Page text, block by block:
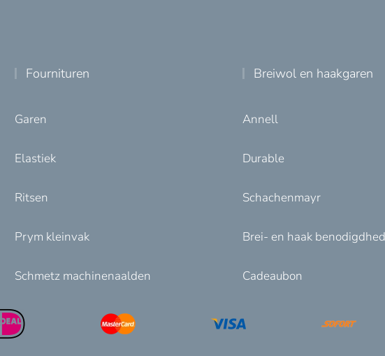
Fournituren
Garen
Elastiek
Ritsen
Prym kleinvak
Schmetz machinenaalden
Breiwol en haakgaren
Annell
Durable
Schachenmayr
Brei- en haak
Cadeaubon